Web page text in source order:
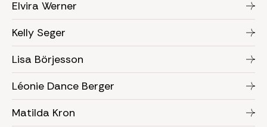
Elvira Werner
Kelly Seger
Lisa Börjesson
Léonie Dance Berger
Matilda Kron